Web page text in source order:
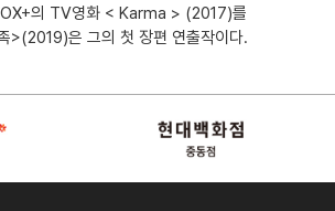
의 TV영화 < Karma > (2017)를
>(2019)은 그의 첫 장편 연출작이다.